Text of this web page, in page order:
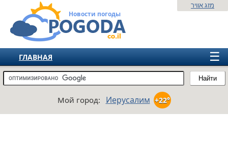
Новости погоды
Найти
מזג אוויר
☰
ГЛАВНАЯ
ИЗРАИЛЬ
ЕВРОПА
Мой город: Иерусалим +22°